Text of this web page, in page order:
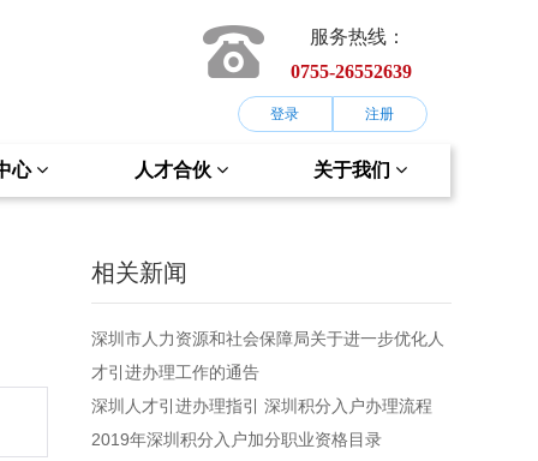
服务热线：
0755-26552639
心 人才合伙 关于我们
登录 注册
相关新闻
深圳市人力资源和社会保障局关于进一步优化人
才引进办理工作的通告
深圳人才引进办理指引 深圳积分入户办理流程
2019年深圳积分入户加分职业资格目录